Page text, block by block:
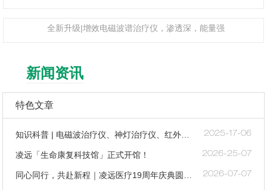
全新升级|增效电磁波谱治疗仪，渗透深，能量强
新闻资讯
特色文章
知识科普 | 电磁波治疗仪、神灯治疗仪、红外线治疗仪、红光治疗仪傻傻分不清楚？一文教你分清楚 2025-17-06
凌远「生命康复科技馆」正式开馆！ 2026-25-07
同心同行，共赴新程｜凌远医疗19周年庆典圆满举行 2026-07-07